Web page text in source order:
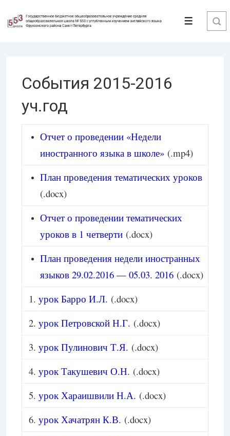
Перейти
Меню
События 2015-2016
уч.год
Отчет о проведении «Недели
иностранного языка в школе» (.mp4)
План проведения тематических уроков
(.docx)
Отчет о проведении тематических
уроков в 1 четверти (.docx)
План проведения недели иностранных
языков 29.02.2016 — 05.03. 2016 (.docx)
1. урок Барро И.Л. (.docx)
2. урок Петровской Н.Г. (.docx)
3. урок Пулинович Т.Я. (.docx)
4. урок Такушевич О.Н. (.docx)
5. урок Хараишвили Н.А. (.docx)
6. урок Хачатрян К.В. (.docx)